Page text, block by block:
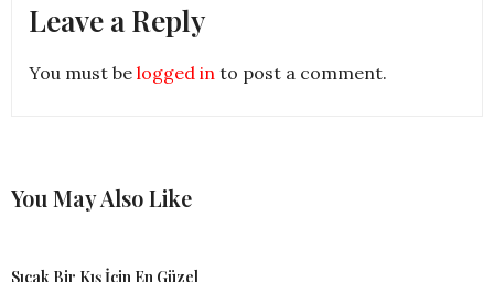
Leave a Reply
You must be logged in to post a comment.
You May Also Like
Sıcak Bir Kış İçin En Güzel